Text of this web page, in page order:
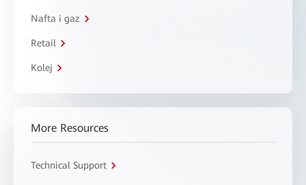
Nafta i gaz
Retail
Kolej
More Resources
Technical Support